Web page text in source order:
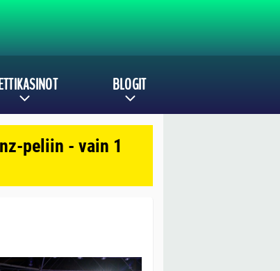
BLOGIT
peliin - vain 1